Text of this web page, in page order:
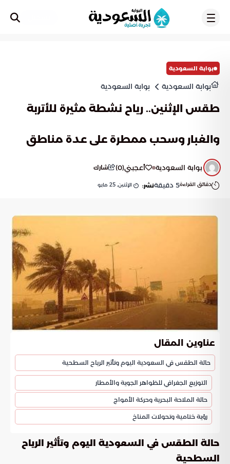
بوابة السعودية
بوابة السعودية بوابة السعودية
طقس الإثنين.. رياح نشطة مثيرة للأتربة
والغبار وسحب ممطرة على عدة مناطق
بوابة السعودية أعجبني(
0
) شارك
دقائق القراءة5 دقيقةنشر: الإثنين, 25 مايو
عناوين المقال
حالة الطقس في السعودية اليوم وتأثير الرياح السطحية
التوزيع الجغرافي للظواهر الجوية والأمطار
حالة الملاحة البحرية وحركة الأمواج
رؤية ختامية وتحولات المناخ
حالة الطقس في السعودية اليوم وتأثير الرياح
السطحية